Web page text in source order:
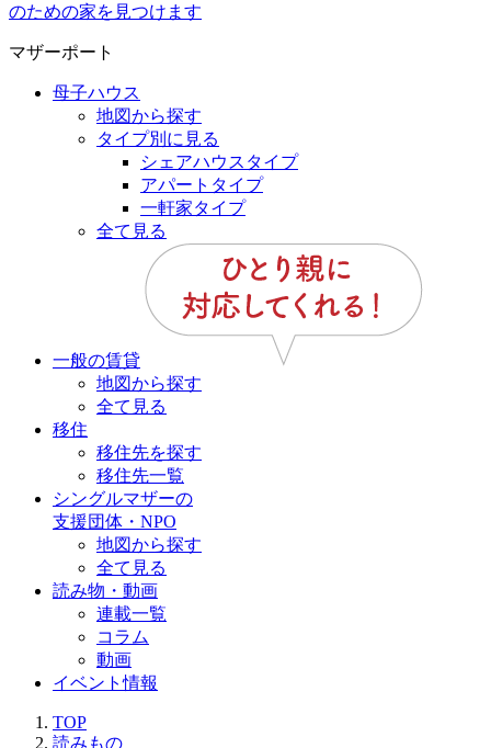
マザーポート
母子ハウス
地図から探す
タイプ別に見る
シェアハウスタイプ
アパートタイプ
一軒家タイプ
全て見る
一般の賃貸
地図から探す
全て見る
移住
移住先を探す
移住先一覧
シングルマザーの
支援団体・NPO
地図から探す
全て見る
読み物・動画
連載一覧
コラム
動画
イベント情報
TOP
読みもの